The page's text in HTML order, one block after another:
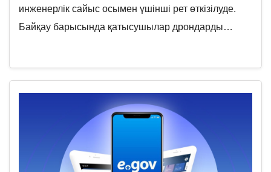
инженерлік сайыс осымен үшінші рет өткізілуде.
Байқау барысында қатысушылар дрондарды…